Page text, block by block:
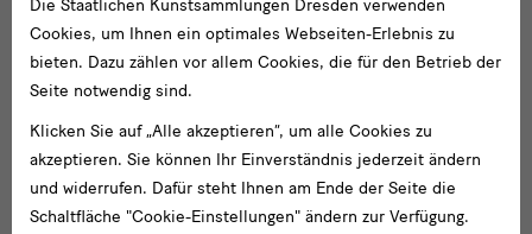
Darkness / Finsternis
Jan Muller after / nach Hendrick Goltzius, God Creates the Light
and Separates it from the Darkness / Gott erschafft das Licht und
trennt es von der Dunkelheit, from the Series / aus der Serie:
The Creation of the World / Die Erschaffung der Welt, 1589,
copperplate engraving / Kupferstich, Kupferstich-Kabinett,
Die Staatlichen Kunstsammlungen Dresden verwenden
Cookies, um Ihnen ein optimales Webseiten-Erlebnis zu
bieten. Dazu zählen vor allem Cookies, die für den Betrieb der
Seite notwendig sind.
Klicken Sie auf „Alle akzeptieren“, um alle Cookies zu
akzeptieren. Sie können Ihr Einverständnis jederzeit ändern
und widerrufen. Dafür steht Ihnen am Ende der Seite die
Schaltfläche "Cookie-Einstellungen" ändern zur Verfügung.